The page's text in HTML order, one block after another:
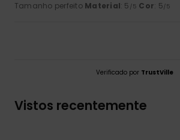
Tamanho perfeito Material: 5 /5 Cor: 5/5
Verificado por TrustVille
Vistos recentemente